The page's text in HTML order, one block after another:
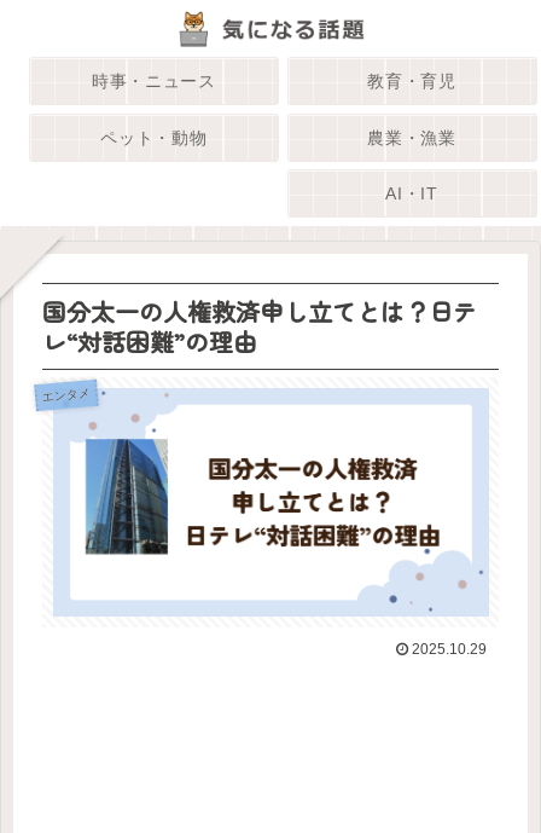
時事・ニュース 教育・育児
ペット・動物 農業・漁業
AI・IT
国分太一の人権救済申し立てとは？日テ
レ“対話困難”の理由
エンタメ
2025.10.29